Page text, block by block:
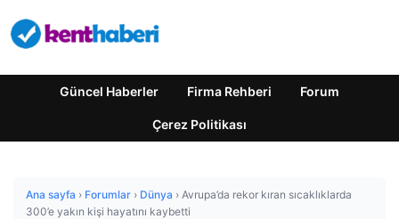
Güncel Haberler Firma Rehberi Forum
Çerez Politikası
Ana sayfa › Forumlar › Dünya › Avrupa’da rekor kıran sıcaklıklarda
300’e yakın kişi hayatını kaybetti